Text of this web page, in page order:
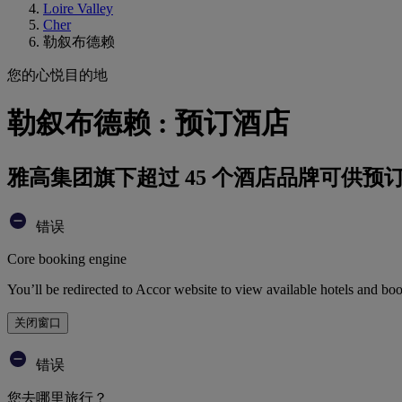
Loire Valley
Cher
勒叙布德赖
您的心悦目的地
勒叙布德赖 : 预订酒店
雅高集团旗下超过 45 个酒店品牌可供预
错误
Core booking engine
You’ll be redirected to Accor website to view available hotels and
关闭窗口
错误
您去哪里旅行？